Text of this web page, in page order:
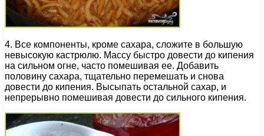
4. Все компоненты, кроме сахара, сложите в большую
невысокую кастрюлю. Массу быстро довести до кипения
на сильном огне, часто помешивая ее. Добавить
половину сахара, тщательно перемешать и снова
довести до кипения. Высыпать остальной сахар, и
непрерывно помешивая довести до сильного кипения.